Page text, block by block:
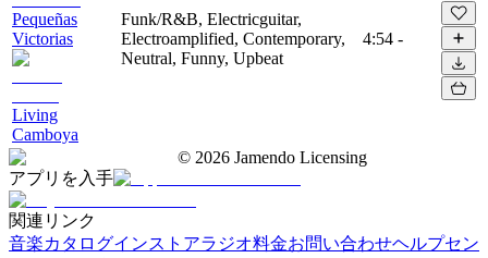
Pequeñas
Victorias
Living
Camboya
Funk/R&B, Electricguitar,
Electroamplified, Contemporary,
Neutral, Funny, Upbeat
4:54 -
© 2026 Jamendo Licensing
アプリを入手
関連リンク
音楽カタログインストアラジオ料金お問い合わせヘルプセン